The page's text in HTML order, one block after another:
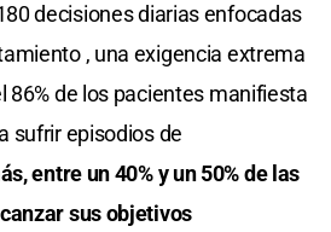
decisiones diarias enfocadas
, una exigencia extrema
86% de los pacientes manifiesta
sufrir episodios de
entre un 40% y un 50% de las
sus objetivos